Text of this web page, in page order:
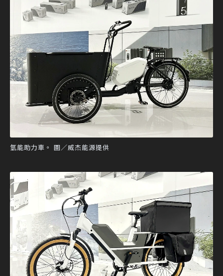
氫能助力車。 圖／威杰能源提供